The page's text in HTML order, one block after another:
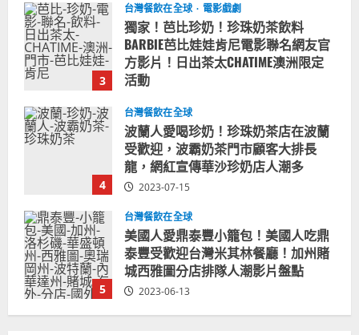
4
台灣餐飲在全球
波蘭人愛喝珍奶！珍珠奶茶店在波蘭
受歡迎，波霸奶茶門市顧客大排長
龍，網紅宣傳華沙珍奶店人潮多
2023-07-15
5
台灣餐飲在全球
美國人愛鼎泰豐小籠包！美國人吃鼎
泰豐受歡迎台灣米其林餐廳！加州賭
城西雅圖分店排隊人潮影片盤點
2023-06-13
1
台灣餐飲在全球
拜登喝珍奶！美國總統喝珍珠奶茶！
造訪賭城拉斯維加斯波霸奶茶店！
2024-02-06